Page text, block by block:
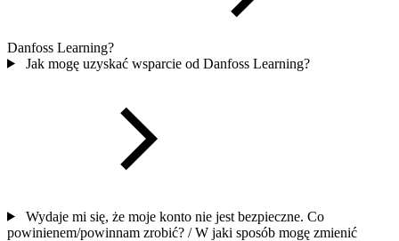
Danfoss Learning?
Jak mogę uzyskać wsparcie od Danfoss Learning?
Wydaje mi się, że moje konto nie jest bezpieczne. Co
powinienem/powinnam zrobić? / W jaki sposób mogę zmienić